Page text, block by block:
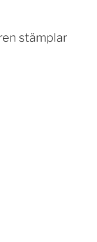
stämplar